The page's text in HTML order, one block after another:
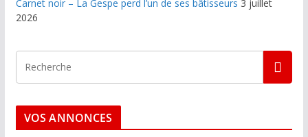
Carnet noir – La Gespe perd l’un de ses bâtisseurs 3 juillet
2026
VOS ANNONCES